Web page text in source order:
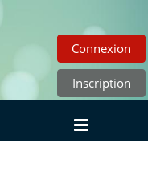
Connexion
Inscription